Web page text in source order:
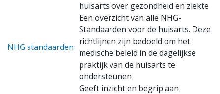
Team
Samenwerken
Nieuws
Contact
huisarts over gezondheid en ziekte
NHG standaarden
Een overzicht van alle NHG-
Standaarden voor de huisarts. Deze
richtlijnen zijn bedoeld om het
medische beleid in de dagelijkse
praktijk van de huisarts te
ondersteunen
Geeft inzicht en begrip aan